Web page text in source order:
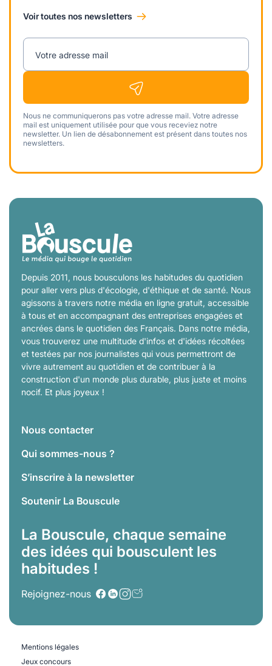
Voir toutes nos newsletters
Votre adresse mail
Nous ne communiquerons pas votre adresse mail. Votre adresse
mail est uniquement utilisée pour que vous receviez notre
newsletter. Un lien de désabonnement est présent dans toutes nos
newsletters.
Depuis 2011, nous bousculons les habitudes du quotidien
pour aller vers plus d'écologie, d'éthique et de santé. Nous
agissons à travers notre média en ligne gratuit, accessible
à tous et en accompagnant des entreprises engagées et
ancrées dans le quotidien des Français. Dans notre média,
vous trouverez une multitude d'infos et d'idées récoltées
et testées par nos journalistes qui vous permettront de
vivre autrement au quotidien et de contribuer à la
construction d'un monde plus durable, plus juste et moins
nocif. Et plus joyeux !
Nous contacter
Qui sommes-nous ?
S’inscrire à la newsletter
Soutenir La Bouscule
La Bouscule, chaque semaine
des idées qui bousculent les
habitudes !
Rejoignez-nous
Mentions légales
Jeux concours